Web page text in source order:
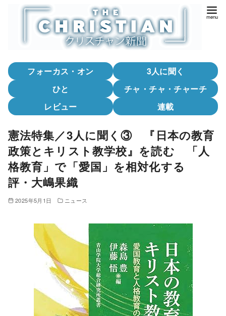
フォーカス・オン
3人に聞く
ひと
チャ・チャ・チャーチ
レビュー
連載
憲法特集／3人に聞く③ 『日本の教育
政策とキリスト教学校』を読む 「人
格教育」で「愛国」を相対化する
評・大嶋果織
2025年5月1日 ニュース